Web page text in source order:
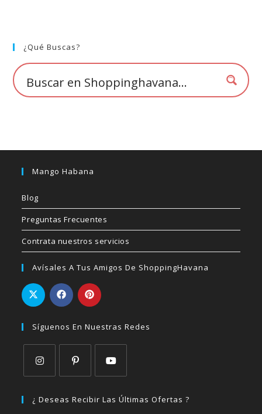
la
de
producto
¿Qué Buscas?
Mango Habana
Blog
Preguntas Frecuentes
Contrata nuestros servicios
Avísales A Tus Amigos De ShoppingHavana
Síguenos En Nuestras Redes
abre
abre
abre
¿ Deseas Recibir Las Últimas Ofertas ?